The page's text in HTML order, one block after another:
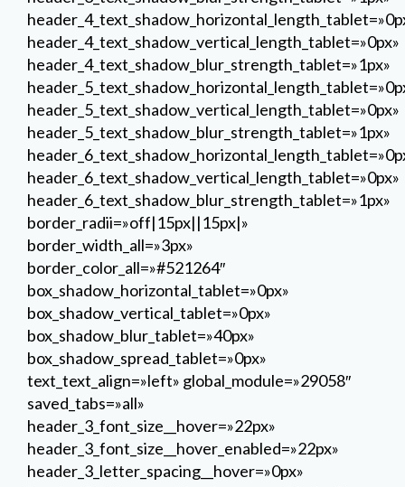
header_6_text_shadow_blur_strength_tablet=»1px»
border_radii=»off|15px||15px|»
border_width_all=»3px»
border_color_all=»#521264″
box_shadow_horizontal_tablet=»0px»
box_shadow_vertical_tablet=»0px»
box_shadow_blur_tablet=»40px»
box_shadow_spread_tablet=»0px»
text_text_align=»left» global_module=»29058″
saved_tabs=»all»
header_3_font_size__hover=»22px»
header_3_font_size__hover_enabled=»22px»
header_3_letter_spacing__hover=»0px»
header_3_letter_spacing__hover_enabled=»0px»
header_3_line_height__hover=»1em»
header_3_line_height__hover_enabled=»1em»
header_3_text_shadow_style__hover=»none»
Encuéntranos en…